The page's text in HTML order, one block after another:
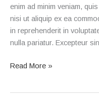
enim ad minim veniam,
nisi ut aliquip ex ea
in reprehenderit in
nulla pariatur. Excepteur
Read More »